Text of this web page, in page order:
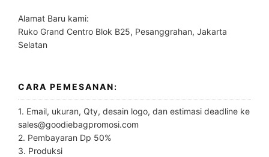
Alamat Baru kami:
Ruko Grand Centro Blok B25, Pesanggrahan, Jakarta
Selatan
CARA PEMESANAN:
1. Email, ukuran, Qty, desain logo, dan estimasi deadline ke
sales@goodiebagpromosi.com
2. Pembayaran Dp 50%
3. Produksi